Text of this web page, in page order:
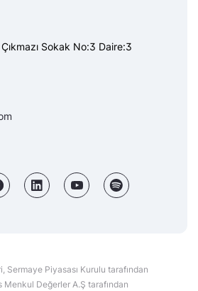
Sokak No:3 Daire:3
Sermaye Piyasası Kurulu tarafından
Değerler A.Ş tarafından